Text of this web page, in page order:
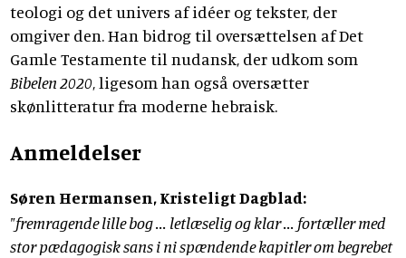
teologi og det univers af idéer og tekster, der
omgiver den. Han bidrog til oversættelsen af Det
Gamle Testamente til nudansk, der udkom som
Bibelen 2020, ligesom han også oversætter
skønlitteratur fra moderne hebraisk.
Anmeldelser
Søren Hermansen, Kristeligt Dagblad:
"fremragende lille bog ... letlæselig og klar ... fortæller med
stor pædagogisk sans i ni spændende kapitler om begrebet